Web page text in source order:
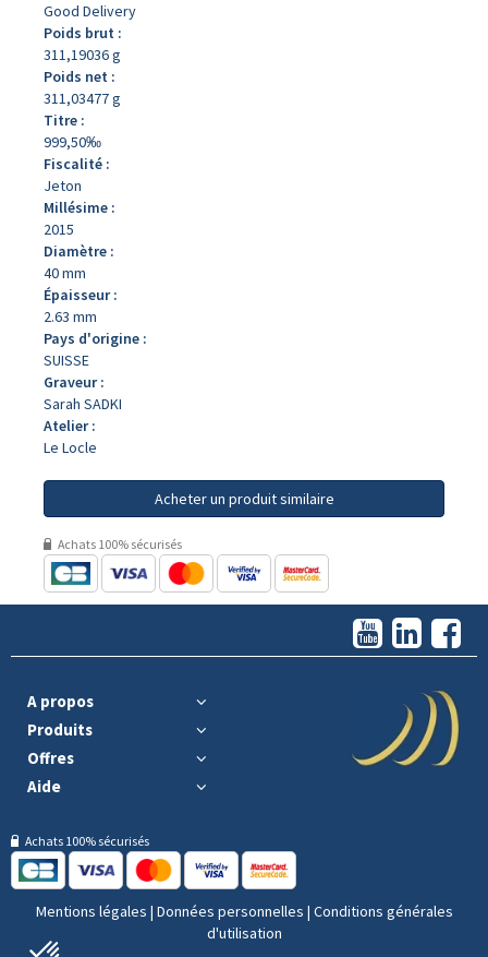
Good Delivery
Poids brut :
311,19036 g
Poids net :
311,03477 g
Titre :
999,50‰
Fiscalité :
Jeton
Millésime :
2015
Diamètre :
40 mm
Épaisseur :
2.63 mm
Pays d'origine :
SUISSE
Graveur :
Sarah SADKI
Atelier :
Le Locle
Acheter un produit similaire
Achats 100% sécurisés
A propos
Produits
Offres
Aide
Achats 100% sécurisés
Mentions légales | Données personnelles | Conditions générales
d'utilisation